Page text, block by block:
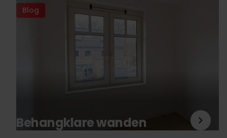
Blog
Behangklare wanden